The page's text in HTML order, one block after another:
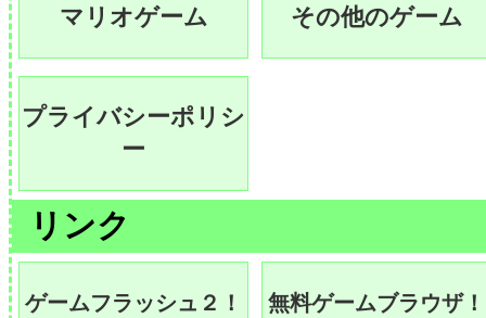
マリオゲーム その他のゲーム
プライバシーポリシ
ー
リンク
ゲームフラッシュ２！ 無料ゲームブラウザ！